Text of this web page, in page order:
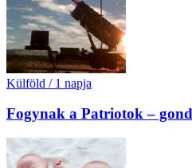
Külföld / 1 napja
Fogynak a Patriotok –